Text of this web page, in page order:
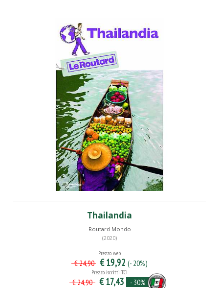
Thailandia
Routard Mondo
(2020)
Prezzo web
€ 24,90 € 19,92 (- 20%)
Prezzo iscritti TCI
€ 24,90 € 17,43 - 30%